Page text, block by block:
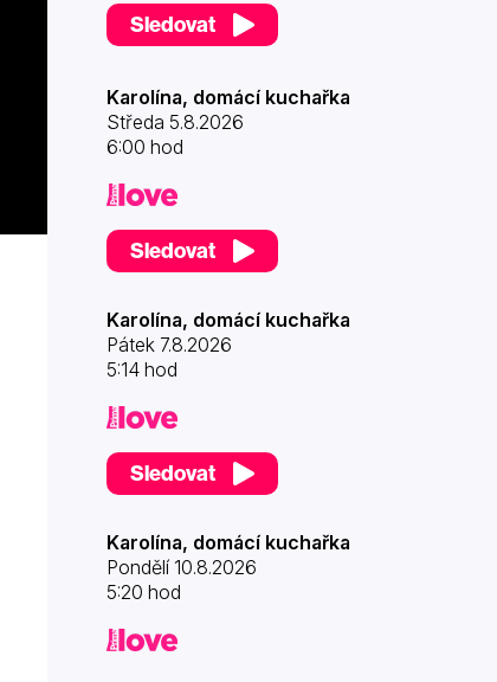
Sledovat
Karolína, domácí kuchařka
Středa 5.8.2026
6:00 hod
Sledovat
Karolína, domácí kuchařka
Pátek 7.8.2026
5:14 hod
Sledovat
Karolína, domácí kuchařka
Pondělí 10.8.2026
5:20 hod